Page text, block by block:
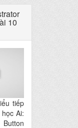
10
tiếp
Ai: